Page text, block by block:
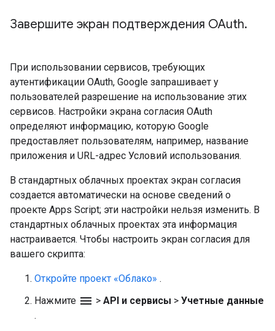
Завершите экран подтверждения OAuth.
При использовании сервисов, требующих
аутентификации OAuth, Google запрашивает у
пользователей разрешение на использование этих
сервисов. Настройки экрана согласия OAuth
определяют информацию, которую Google
предоставляет пользователям, например, название
приложения и URL-адрес Условий использования.
В стандартных облачных проектах экран согласия
создается автоматически на основе сведений о
проекте Apps Script; эти настройки нельзя изменить. В
стандартных облачных проектах эта информация
настраивается. Чтобы настроить экран согласия для
вашего скрипта:
Откройте проект «Облако» .
Нажмите menu > API и сервисы > Учетные данные
.